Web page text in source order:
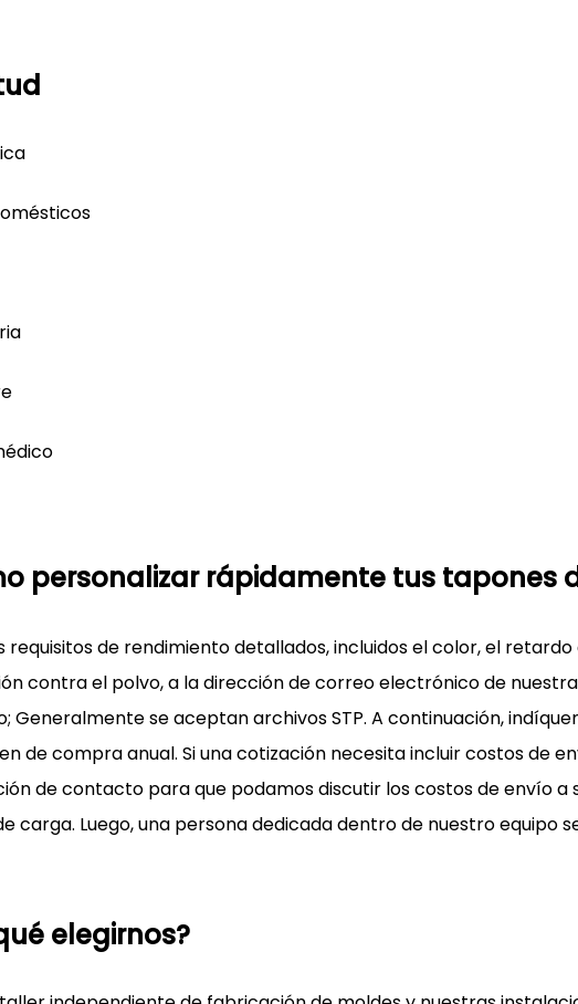
personalizar rápidamente tus tapones
requisitos de rendimiento detallados, incluidos el color, el
contra el polvo, a la dirección de correo electrónico de
Generalmente se aceptan archivos STP. A continuación,
de compra anual. Si una cotización necesita incluir costos de
de contacto para que podamos discutir los costos de envío a
carga. Luego, una persona dedicada dentro de nuestro equipo
elegirnos?